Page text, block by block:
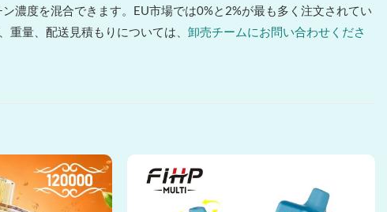
濃度を混合できます。EU市場では0%と2%が最も多く注文されてい
量、配送見積もりについては、 卸売チームにお問い合わせくださ